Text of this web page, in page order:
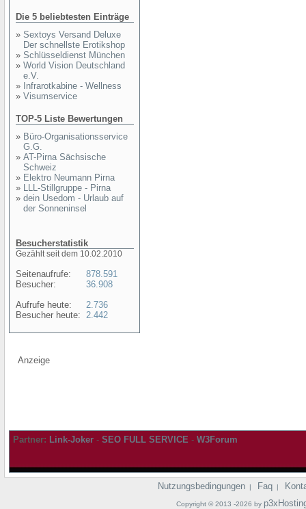
Die 5 beliebtesten Einträge
» Sextoys Versand Deluxe
Der schnellste Erotikshop
» Schlüsseldienst München
» World Vision Deutschland
e.V.
» Infrarotkabine - Wellness
» Visumservice
TOP-5 Liste Bewertungen
» Büro-Organisationsservice
G.G.
» AT-Pirna Sächsische
Schweiz
» Elektro Neumann Pirna
» LLL-Stillgruppe - Pirna
» dein Usedom - Urlaub auf
der Sonneninsel
Besucherstatistik
Gezählt seit dem 10.02.2010
Seitenaufrufe:
Besucher:
Aufrufe heute:
Besucher heute:
878.591
36.908
2.736
2.442
Anzeige
Partner: Link-Joker - SEO FULL SERVICE - W3Forum
Nutzungsbedingungen | Faq |
Copyright © 2013 -2026 by